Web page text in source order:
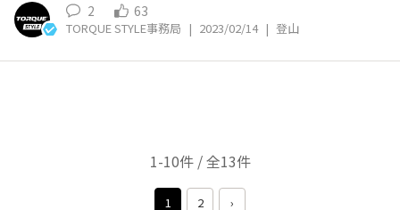
2 63
TORQUE STYLE事務局 | 2023/02/14 | 登山
1-10件 / 全13件
1 2 ›